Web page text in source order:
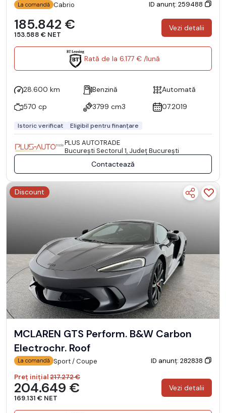
La comandă Cabrio ID anunț: 259488
185.842 €
153.588 € NET
Vezi detalii
Rată de la 6.177 € /lună
28.600 km Benzină
Automată
570 cp
3799 cm3 07.2019
Istoric verificat Eligibil pentru finanțare
PLUS AUTOTRADE
Bucureşti Sectorul 1, Județ București
Contactează
Discount
MCLAREN GTS Perform. B&W Carbon
Electrochr. Roof
La comandă Sport / Coupe
ID anunț: 282838
Preț inițial217.272 €
204.649 €
169.131 € NET
Vezi detalii